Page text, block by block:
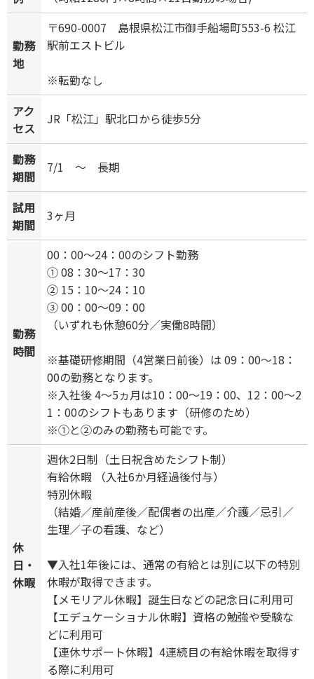
勤務
地
〒690-0007 島根県松江市御手船場町553-6 松江
駅前エストビル
※転勤なし
アク
セス
JR「松江」駅北口から徒歩5分
勤務
期間
7/1 ～ 長期
試用
期間
3ヶ月
勤務
時間
00：00～24：00のシフト勤務
① 08：30～17：30
② 15：10～24：10
③ 00：00～09：00
（いずれも休憩60分／実働8時間）
※基礎研修期間（4営業日前後）は 09：00～18：
00の勤務となります。
※入社後 4～5ヵ月は10：00～19：00、12：00～2
1：00のシフトもあります（研修のため）
※①と②のみの勤務も可能です。
休
日・
休暇
週休2日制（土日祝含めたシフト制）
有給休暇 （入社6か月経過後付与）
特別休暇
（結婚／産前産後／配偶者の出産／介護／忌引／
生理／子の看護、など）
▼入社1年後には、通常の有給とは別に以下の特別
休暇が取得できます。
【メモリアル休暇】誕生日などの記念日に利用可
【エデュケーショナル休暇】資格の勉強や受験な
どに利用可
【連休サポート休暇】4連続目の有給休暇を取得す
る際に利用可